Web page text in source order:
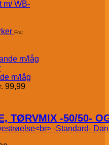
Fra:
m/låg
99,99
TØRVMIX -50/50-